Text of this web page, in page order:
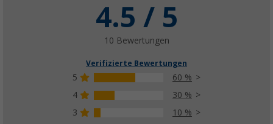
4.5 / 5
10 Bewertungen
Verifizierte Bewertungen
5
60 %
4
30 %
3
10 %